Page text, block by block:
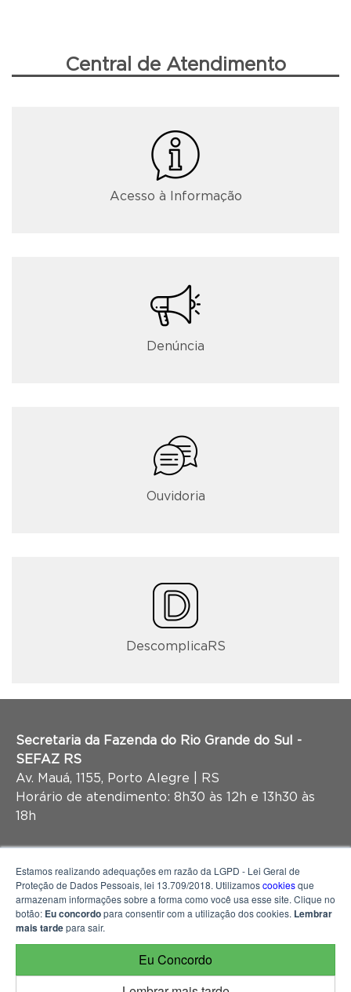
Central de Atendimento
Acesso à Informação
Denúncia
Ouvidoria
DescomplicaRS
Secretaria da Fazenda do Rio Grande do Sul -
SEFAZ RS
Av. Mauá, 1155, Porto Alegre | RS
Horário de atendimento: 8h30 às 12h e 13h30 às
18h
Estamos realizando adequações em razão da LGPD - Lei Geral de
Proteção de Dados Pessoais, lei 13.709/2018. Utilizamoscookiesque
armazenam informações sobre a forma como você usa esse site. Clique no
botão: Eu concordopara consentir com a utilização dos cookies. Lembrar
mais tardepara sair.
Eu Concordo